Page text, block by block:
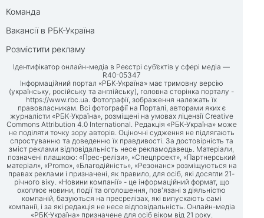
Команда
Вакансії в РБК-Україна
Розмістити рекламу
Ідентифікатор онлайн-медіа в Реєстрі суб’єктів у сфері медіа —
R40-05347
Інформаційний портал «РБК-Україна» має тримовну версію
(українську, російську та англійську), головна сторінка порталу -
https://www.rbc.ua. Фотографії, зображення належать їх
правовласникам. Всі фотографії на Порталі, авторами яких є
журналісти «РБК-Україна», розміщені на умовах ліцензії Creative
Commons Attribution 4.0 International. Редакція «РБК-Україна» може
не поділяти точку зору авторів. Оціночні судження не підлягають
спростуванню та доведенню їх правдивості. За достовірність та
зміст реклами відповідальність несе рекламодавець. Матеріали,
позначені плашкою: «Прес-релізи», «Спецпроект», «Партнерський
матеріал», «Promo», «Благодійність», «Резонанс» розміщуються на
правах реклами і призначені, як правило, для осіб, які досягли 21-
річного віку. «Новини компанії» - це інформаційний формат, що
охоплює новини, події та оголошення, пов'язані з діяльністю
компаній, базуються на пресрелізах, які випускають самі
компанії, і за які редакція не несе відповідальність. Онлайн-медіа
«РБК-Україна» призначене для осіб віком від 21 року.